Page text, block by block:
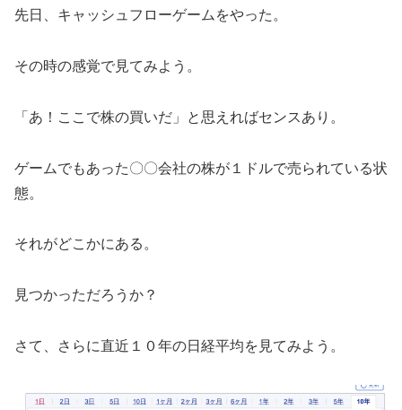
先日、キャッシュフローゲームをやった。
その時の感覚で見てみよう。
「あ！ここで株の買いだ」と思えればセンスあり。
ゲームでもあった〇〇会社の株が１ドルで売られている状
態。
それがどこかにある。
見つかっただろうか？
さて、さらに直近１０年の日経平均を見てみよう。